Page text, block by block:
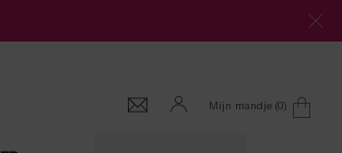
Mijn mandje 0
0 product